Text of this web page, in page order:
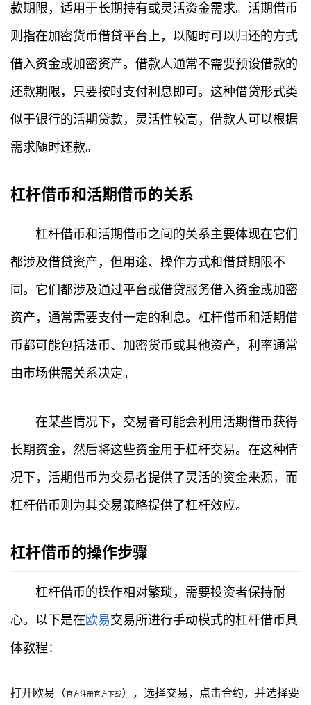
页
款期限，适用于长期持有或灵活资金需求。活期借币
则指在加密货币借贷平台上，以随时可以归还的方式
借入资金或加密资产。借款人通常不需要预设借款的
还款期限，只要按时支付利息即可。这种借贷形式类
似于银行的活期贷款，灵活性较高，借款人可以根据
需求随时还款。
杠杆借币和活期借币的关系
杠杆借币和活期借币之间的关系主要体现在它们
都涉及借贷资产，但用途、操作方式和借贷期限不
同。它们都涉及通过平台或借贷服务借入资金或加密
资产，通常需要支付一定的利息。杠杆借币和活期借
币都可能包括法币、加密货币或其他资产，利率通常
由市场供需关系决定。
在某些情况下，交易者可能会利用活期借币获得
长期资金，然后将这些资金用于杠杆交易。在这种情
况下，活期借币为交易者提供了灵活的资金来源，而
杠杆借币则为其交易策略提供了杠杆效应。
杠杆借币的操作步骤
杠杆借币的操作相对繁琐，需要投资者保持耐
心。以下是在欧易交易所进行手动模式的杠杆借币具
体教程：
打开欧易（官方注册官方下载），选择交易，点击合约，并选择要